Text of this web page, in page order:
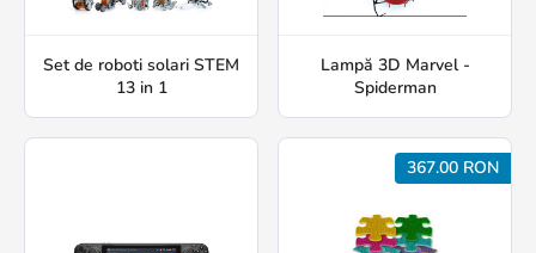
Set de roboti solari STEM
13 in 1
Lampă 3D Marvel -
Spiderman
367.00 RON